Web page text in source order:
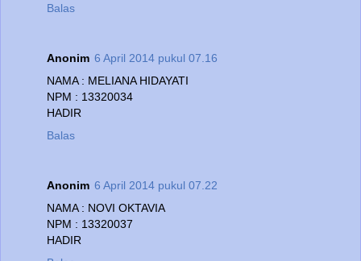
Balas
Anonim 6 April 2014 pukul 07.16
NAMA : MELIANA HIDAYATI
NPM : 13320034
HADIR
Balas
Anonim 6 April 2014 pukul 07.22
NAMA : NOVI OKTAVIA
NPM : 13320037
HADIR